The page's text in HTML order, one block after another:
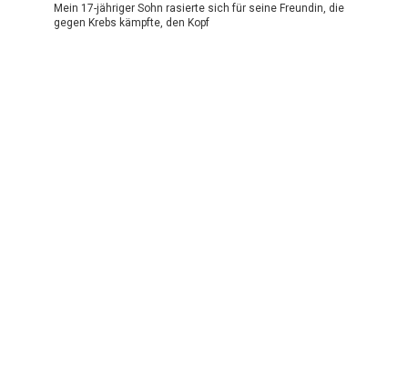
Mein 17-jähriger Sohn rasierte sich für seine Freundin, die
gegen Krebs kämpfte, den Kopf